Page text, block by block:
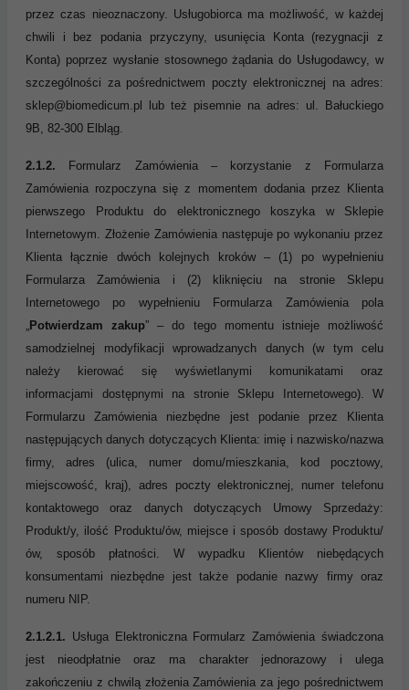
przez czas nieoznaczony. Usługobiorca ma możliwość, w każdej
chwili i bez podania przyczyny, usunięcia Konta (rezygnacji z
Konta) poprzez wysłanie stosownego żądania do Usługodawcy, w
szczególności za pośrednictwem poczty elektronicznej na adres:
sklep@biomedicum.pl lub też pisemnie na adres: ul. Bałuckiego
9B, 82-300 Elbląg.
2.1.2. Formularz Zamówienia – korzystanie z Formularza
Zamówienia rozpoczyna się z momentem dodania przez Klienta
pierwszego Produktu do elektronicznego koszyka w Sklepie
Internetowym. Złożenie Zamówienia następuje po wykonaniu przez
Klienta łącznie dwóch kolejnych kroków – (1) po wypełnieniu
Formularza Zamówienia i (2) kliknięciu na stronie Sklepu
Internetowego po wypełnieniu Formularza Zamówienia pola
„ Potwierdzam zakup” – do tego momentu istnieje możliwość
samodzielnej modyfikacji wprowadzanych danych (w tym celu
należy kierować się wyświetlanymi komunikatami oraz
informacjami dostępnymi na stronie Sklepu Internetowego). W
Formularzu Zamówienia niezbędne jest podanie przez Klienta
następujących danych dotyczących Klienta: imię i nazwisko/nazwa
firmy, adres (ulica, numer domu/mieszkania, kod pocztowy,
miejscowość, kraj), adres poczty elektronicznej, numer telefonu
kontaktowego oraz danych dotyczących Umowy Sprzedaży:
Produkt/y, ilość Produktu/ów, miejsce i sposób dostawy Produktu/
ów, sposób płatności. W wypadku Klientów niebędących
konsumentami niezbędne jest także podanie nazwy firmy oraz
numeru NIP.
2.1.2.1. Usługa Elektroniczna Formularz Zamówienia świadczona
jest nieodpłatnie oraz ma charakter jednorazowy i ulega
zakończeniu z chwilą złożenia Zamówienia za jego pośrednictwem